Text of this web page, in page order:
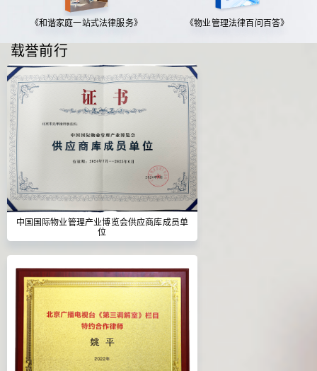
《和谐家庭一站式法律服务》 《物业管理法律百问百答》
载誉前行
中国国际物业管理产业博览会供应商库成员单
位